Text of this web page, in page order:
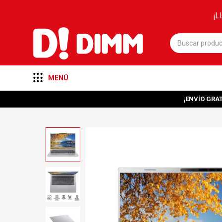
MENÚ
¡ENVÍO